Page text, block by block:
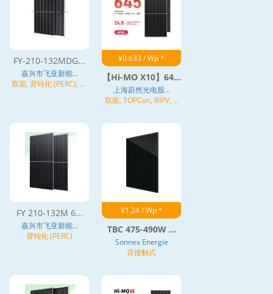
FY-210-132MDG...
嘉兴市飞亚新能...
双面, 背钝化 (PERC), 异
¥0.633 / Wp *
【Hi-MO X10】64...
上海蔚然光电股...
双面, TOPCon, BIPV, N
FY 210-132M 6...
嘉兴市飞亚新能...
背钝化 (PERC)
¥1.24 / Wp *
TBC 475-490W ...
Sonnex Energie
背接触式